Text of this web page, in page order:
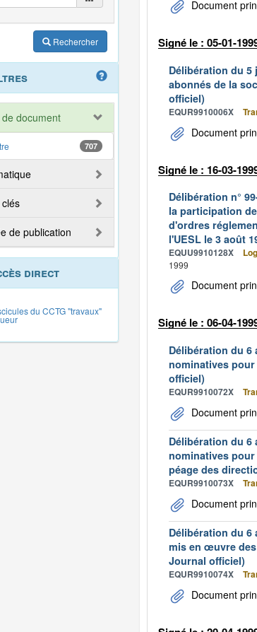
Rechercher
document
707
de publication
direct
du CCTG "travaux"
Document
Signé le : 05-01-
Délibération du
abonnés de la
officiel)
EQUR9910006X
Document
Signé le : 16-03-
Délibération n°
la participation
d'ordres
l'UESL le 3 août
EQUU9910128X
1999
Document
Signé le : 06-04-
Délibération du
nominatives
officiel)
EQUR9910072X
Document
Délibération du
nominatives
péage des
EQUR9910073X
Document
Délibération du
mis en œuvre
Journal officiel)
EQUR9910074X
Document